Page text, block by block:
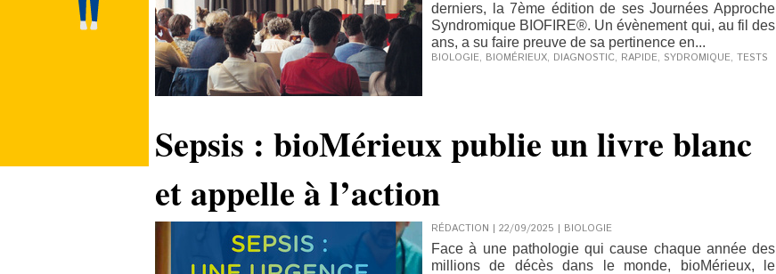
derniers, la 7ème édition de ses Journées Approche
Syndromique BIOFIRE®. Un évènement qui, au fil des
ans, a su faire preuve de sa pertinence en...
BIOLOGIE, BIOMÉRIEUX, DIAGNOSTIC, RAPIDE, SYDROMIQUE, TESTS
Sepsis : bioMérieux publie un livre blanc
et appelle à l’action
RÉDACTION | 22/09/2025 | BIOLOGIE
Face à une pathologie qui cause chaque année des
millions de décès dans le monde, bioMérieux, le